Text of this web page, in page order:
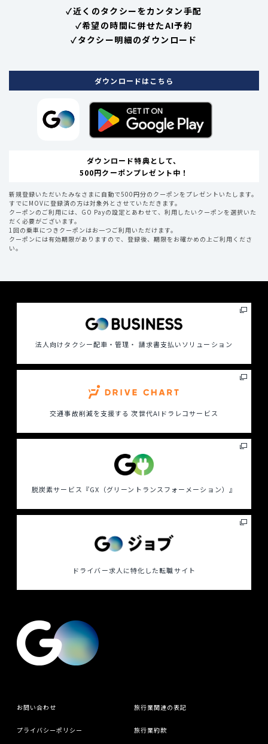
✓近くのタクシーをカンタン手配
✓希望の時間に併せたAI予約
✓タクシー明細のダウンロード
ダウンロードはこちら
ダウンロード特典として、
500円クーポンプレゼント中！
新規登録いただいたみなさまに自動で500円分のクーポンをプレゼントいたします。
すでにMOVに登録済の方は対象外とさせていただきます。
クーポンのご利用には、GO Payの設定とあわせて、利用したいクーポンを選択いた
だく必要がございます。
1回の乗車につきクーポンはお一つご利用いただけます。
クーポンには有効期限がありますので、登録後、期限をお確かめの上ご利用くださ
い。
法人向けタクシー配車・管理・ 請求書支払いソリューション
交通事故削減を支援する 次世代AIドラレコサービス
脱炭素サービス 『GX（グリーントランスフォーメーション）』
ドライバー求人に特化した転職サイト
お問い合わせ 旅行業関連の表記
プライバシーポリシー 旅行業約款